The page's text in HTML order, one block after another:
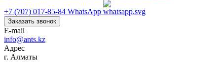
+7 (707) 017-85-84 WhatsApp
Заказать звонок
E-mail
info@ants.kz
Адрес
г. Алматы